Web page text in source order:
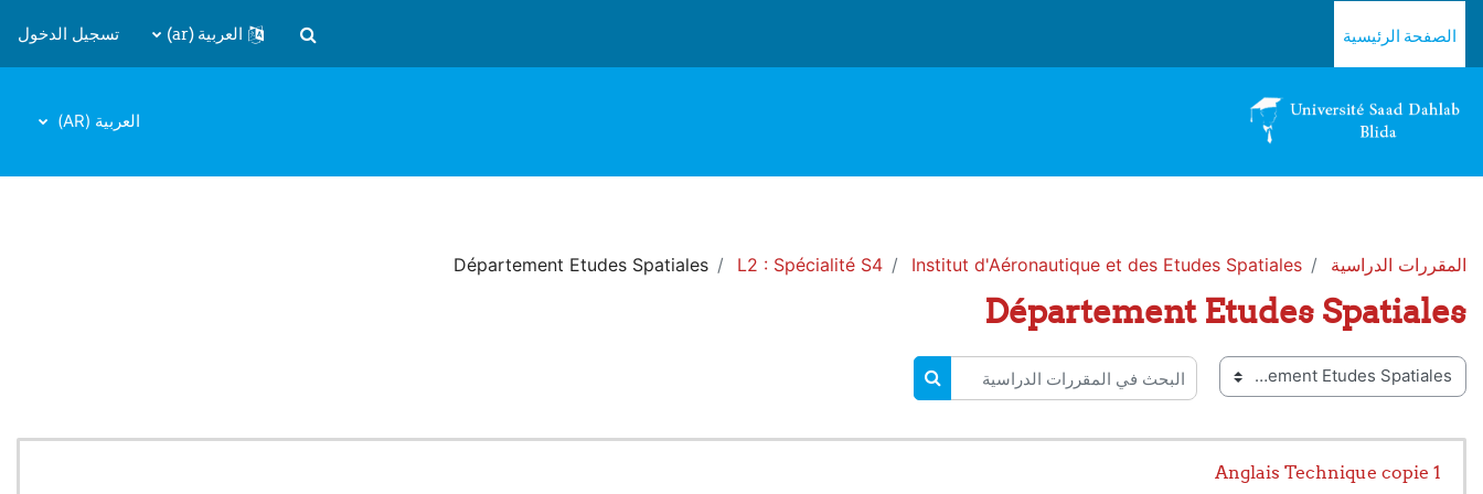
الصفحة الرئيسية
تبديل إدخال البحث
العربية ‎(ar)‎ تسجيل الدخول
العربية ‎(AR)‎
المقررات الدراسية Institut d'Aéronautique et des Etudes Spatiales
L2 : Spécialité S4
Département Etudes Spatiales
Département Etudes Spatiales
المقررات
البحث في المقررات الدراسية
البحث في المقررات الدراسية
Anglais Technique copie 1